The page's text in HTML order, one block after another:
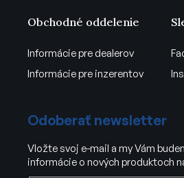
Obchodné oddelenie
Informácie pre dealerov
Informácie pre inzerentov
Odoberať newsletter
Vložte svoj e-mail a my Vám
informácie o nových produktoch